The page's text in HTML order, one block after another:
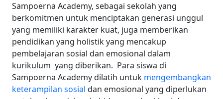
Sampoerna Academy, sebagai sekolah yang
berkomitmen untuk menciptakan generasi unggul
yang memiliki karakter kuat, juga memberikan
pendidikan yang holistik yang mencakup
pembelajaran sosial dan emosional dalam
kurikulum yang diberikan. Para siswa di
Sampoerna Academy dilatih untuk mengembangkan
keterampilan sosial dan emosional yang diperlukan